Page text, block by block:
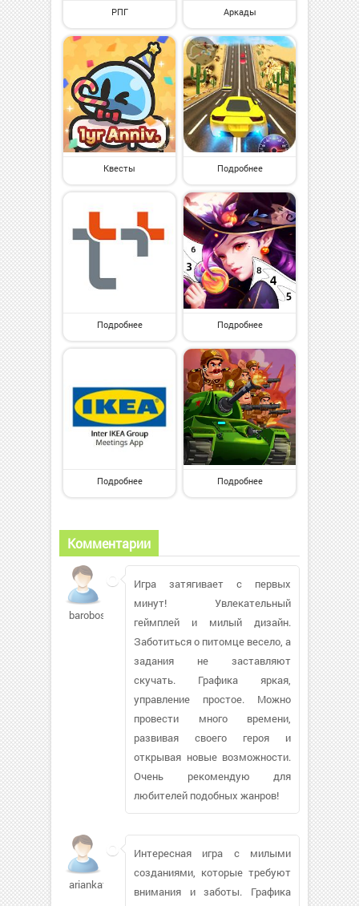
РПГ Аркады
Квесты Подробнее
Подробнее Подробнее
Подробнее Подробнее
Комментарии
baroboso
Игра затягивает с первых
минут! Увлекательный
геймплей и милый дизайн.
Заботиться о питомце весело, а
задания не заставляют
скучать. Графика яркая,
управление простое. Можно
провести много времени,
развивая своего героя и
открывая новые возможности.
Очень рекомендую для
любителей подобных жанров!
ariankat204
Интересная игра с милыми
созданиями, которые требуют
внимания и заботы. Графика